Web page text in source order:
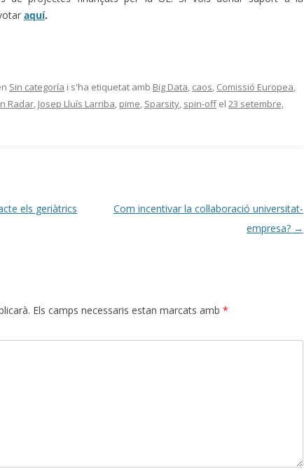
aquí.
Sin categoría i s'ha etiquetat amb Big Data, caos, Comissió Europea,
Radar, Josep Lluís Larriba, pime, Sparsity, spin-offel 23 setembre,
els geriàtrics
Com incentivar la col·laboració universitat-
empresa? →
Els camps necessaris estan marcats amb *